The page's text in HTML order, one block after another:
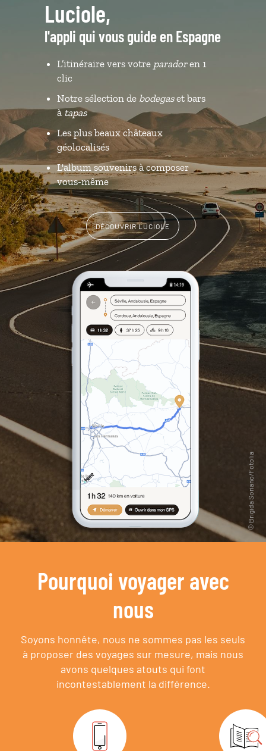
Luciole,
l'appli qui vous guide en Espagne
L’itinéraire vers votre paradoren 1
clic
Notre sélection de bodegaset bars
àtapas
Les plus beaux châteaux
géolocalisés
L'album souvenirs à composer
vous-même
DÉCOUVRIR LUCIOLE
Pourquoi voyager avec
nous
Soyons honnête, nous ne sommes pas les seuls
à proposer des voyages sur mesure, mais nous
avons quelques atouts qui font
incontestablement la différence.